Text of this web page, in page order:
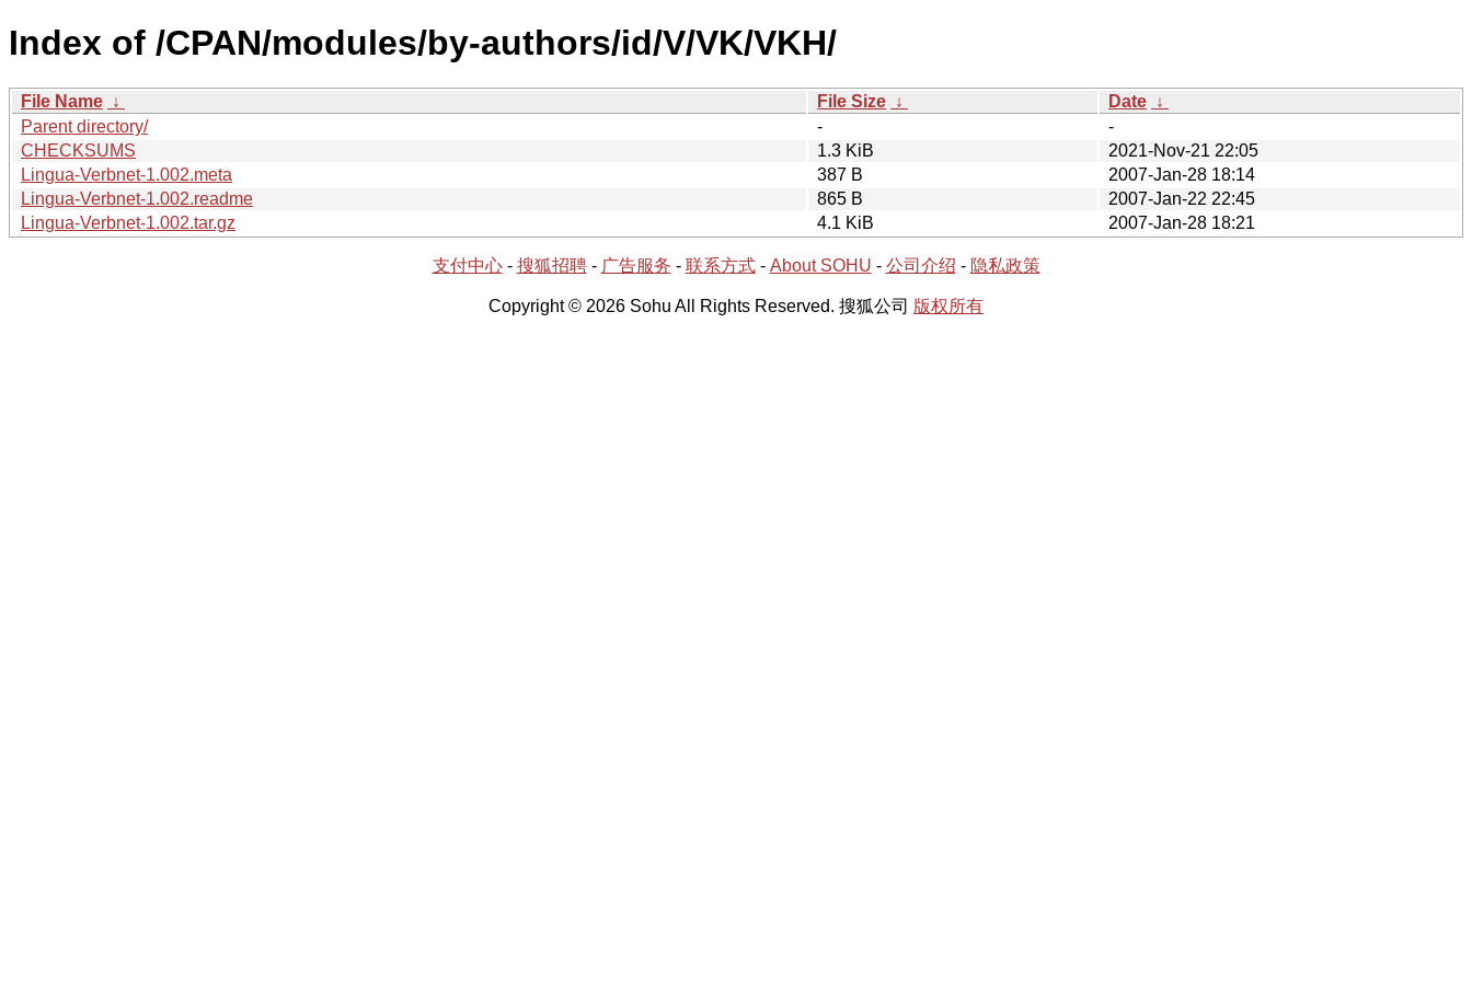
Index of /CPAN/modules/by-authors/id/V/VK/VKH/
File Name ↓ File Size ↓ Date ↓
Parent directory/
-
-
CHECKSUMS
1.3 KiB
2021-Nov-21 22:05
Lingua-Verbnet-1.002.meta
387 B
2007-Jan-28 18:14
Lingua-Verbnet-1.002.readme
865 B
2007-Jan-22 22:45
Lingua-Verbnet-1.002.tar.gz
4.1 KiB 2007-Jan-28 18:21
支付中心- 搜狐招聘- 广告服务 - 联系方式- About SOHU - 公司介绍 - 隐私政策
Copyright © 2026 Sohu All Rights Reserved. 搜狐公司 版权所有